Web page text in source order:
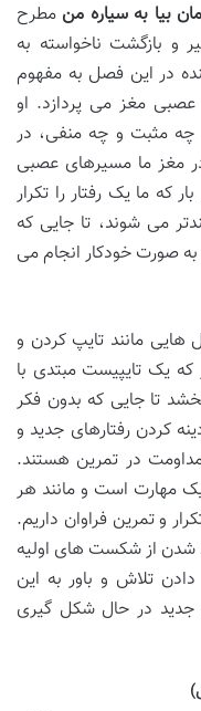
بیا به سیاره من مطرح
و بازگشت ناخواسته به
در این فصل به مفهوم
مغز می پردازد. او
چه مثبت و چه منفی، در
مغز ما مسیرهای عصبی
که ما یک رفتار را تکرار
می شوند، تا جایی که
به صورت خودکار انجام می
هایی مانند تایپ کردن و
که یک تایپیست مبتدی با
تا جایی که بدون فکر
کردن رفتارهای جدید و
مداومت در تمرین هستند.
مهارت است و مانند هر
و تمرین فراوان داریم.
از شکست های اولیه
تلاش و باور به این
جدید در حال شکل گیری